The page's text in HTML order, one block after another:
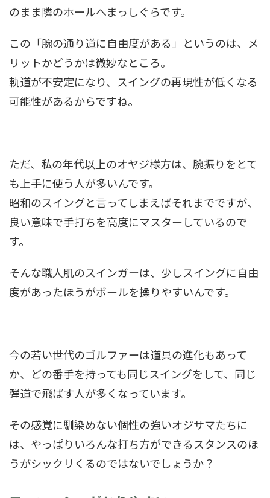
のまま隣のホールへまっしぐらです。
この「腕の通り道に自由度がある」というのは、メ
リットかどうかは微妙なところ。
軌道が不安定になり、スイングの再現性が低くなる
可能性があるからですね。
ただ、私の年代以上のオヤジ様方は、腕振りをとて
も上手に使う人が多いんです。
昭和のスイングと言ってしまえばそれまでですが、
良い意味で手打ちを高度にマスターしているので
す。
そんな職人肌のスインガーは、少しスイングに自由
度があったほうがボールを操りやすいんです。
今の若い世代のゴルファーは道具の進化もあって
か、どの番手を持っても同じスイングをして、同じ
弾道で飛ばす人が多くなっています。
その感覚に馴染めない個性の強いオジサマたちに
は、やっぱりいろんな打ち方ができるスタンスのほ
うがシックリくるのではないでしょうか？